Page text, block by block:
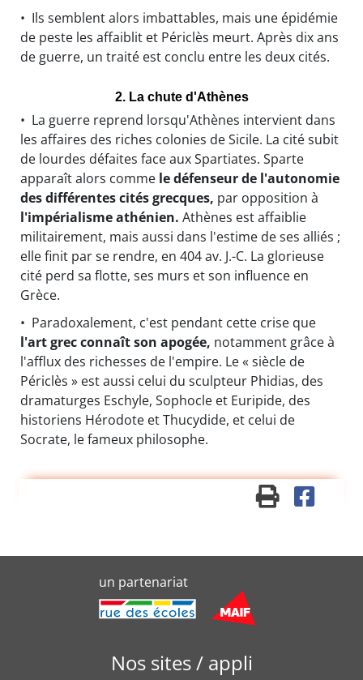
• Ils semblent alors imbattables, mais une épidémie
de peste les affaiblit et Périclès meurt. Après dix ans
de guerre, un traité est conclu entre les deux cités.
2. La chute d'Athènes
• La guerre reprend lorsqu'Athènes intervient dans
les affaires des riches colonies de Sicile. La cité subit
de lourdes défaites face aux Spartiates. Sparte
apparaît alors comme le défenseur de l'autonomie
des différentes cités grecques, par opposition à
l'impérialisme athénien. Athènes est affaiblie
militairement, mais aussi dans l'estime de ses alliés ;
elle finit par se rendre, en 404 av. J.-C. La glorieuse
cité perd sa flotte, ses murs et son influence en
Grèce.
• Paradoxalement, c'est pendant cette crise que
l'art grec connaît son apogée, notamment grâce à
l'afflux des richesses de l'empire. Le « siècle de
Périclès » est aussi celui du sculpteur Phidias, des
dramaturges Eschyle, Sophocle et Euripide, des
historiens Hérodote et Thucydide, et celui de
Socrate, le fameux philosophe.
un partenariat
Nos sites / appli